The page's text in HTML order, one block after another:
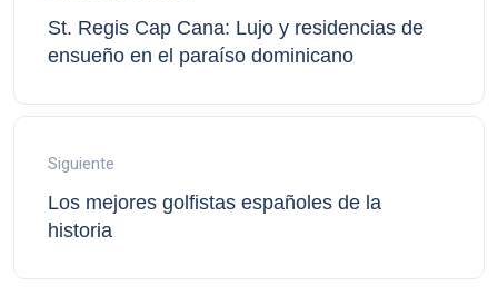
St. Regis Cap Cana: Lujo y residencias de
ensueño en el paraíso dominicano
Siguiente
Los mejores golfistas españoles de la
historia